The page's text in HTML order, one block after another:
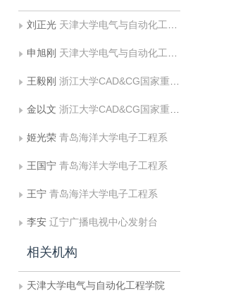
刘正光 天津大学电气与自动化工程学院
申旭刚 天津大学电气与自动化工程学院
王毅刚 浙江大学CAD&CG国家重点实验室，浙江大学应用数学系
金以文 浙江大学CAD&CG国家重点实验室，浙江大学应用数学系
姬光荣 青岛海洋大学电子工程系
王国宁 青岛海洋大学电子工程系
王宁 青岛海洋大学电子工程系
李安 辽宁广播电视中心发射台
相关机构
天津大学电气与自动化工程学院